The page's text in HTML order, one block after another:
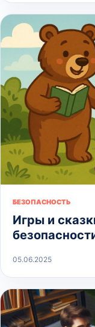
БЕЗОПАСНОСТЬ
Игры и
05.06.2025